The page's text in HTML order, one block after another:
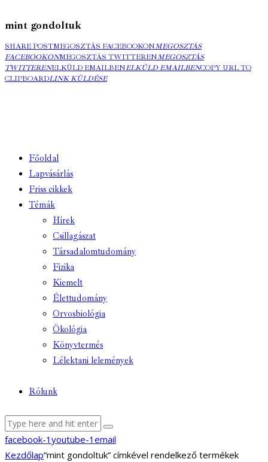
mint gondoltuk
SHARE POSTMEGOSZTÁS FACEBOOKONMEGOSZTÁS
FACEBOOKONMEGOSZTÁS TWITTERENMEGOSZTÁS
TWITTERENELKÜLD EMAILBENELKÜLD EMAILBENCOPY URL TO
CLIPBOARDLINK KÜLDÉSE
Főoldal
Lapvásárlás
Friss cikkek
Témák
Hírek
Csillagászat
Társadalomtudomány
Fizika
Kiemelt
Élettudomány
Orvosbiológia
Ökológia
Könyvtermés
Lélektani lelemények
Rólunk
facebook-1 youtube-1 email
Kezdőlap“mint gondoltuk” címkével rendelkező termékek